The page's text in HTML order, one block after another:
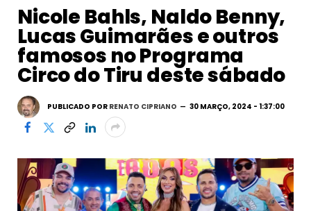
Nicole Bahls, Naldo Benny,
Lucas Guimarães e outros
famosos no Programa
Circo do Tiru deste sábado
PUBLICADO POR RENATO CIPRIANO 30 MARÇO, 2024 - 1:37:00